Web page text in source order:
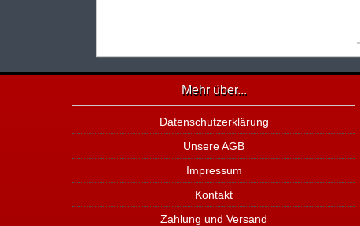
Mehr über...
Datenschutzerklärung
Unsere AGB
Impressum
Kontakt
Zahlung und Versand